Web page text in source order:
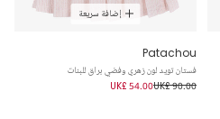
إضافة سريعة
Patachou
فستان تويد لون زهري وفضي براق للبنات
UK£ 90.00
UK£ 54.00